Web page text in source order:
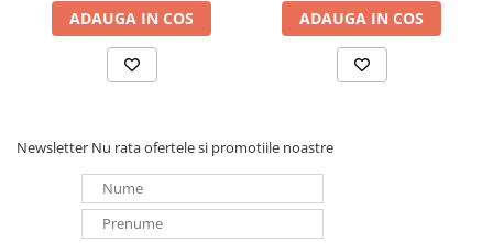
Surse UPS
UPS pentru centrale termice si
sisteme de urgenta - acumulator
PDUs unitati de distributie a
energiei electrice
ADAUGA IN COS ADAUGA IN COS
Newsletter Nu rata ofertele si promotiile noastre